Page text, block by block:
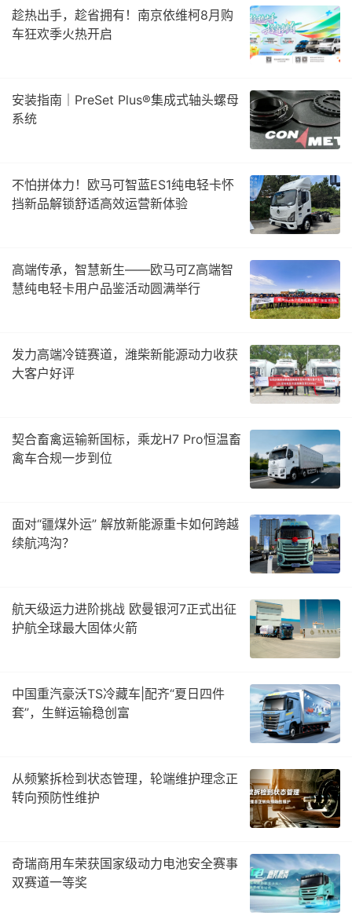
趁热出手，趁省拥有！南京依维柯8月购
车狂欢季火热开启
安装指南｜PreSet Plus®集成式轴头螺母
系统
不怕拼体力！欧马可智蓝ES1纯电轻卡怀
挡新品解锁舒适高效运营新体验
高端传承，智慧新生——欧马可Z高端智
慧纯电轻卡用户品鉴活动圆满举行
发力高端冷链赛道，潍柴新能源动力收获
大客户好评
契合畜禽运输新国标，乘龙H7 Pro恒温畜
禽车合规一步到位
面对“疆煤外运” 解放新能源重卡如何跨越
续航鸿沟？
航天级运力进阶挑战 欧曼银河7正式出征
护航全球最大固体火箭
中国重汽豪沃TS冷藏车|配齐“夏日四件
套”，生鲜运输稳创富
从频繁拆检到状态管理，轮端维护理念正
转向预防性维护
奇瑞商用车荣获国家级动力电池安全赛事
双赛道一等奖